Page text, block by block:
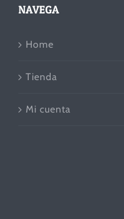
NAVEGA
Home
Tienda
Mi cuenta